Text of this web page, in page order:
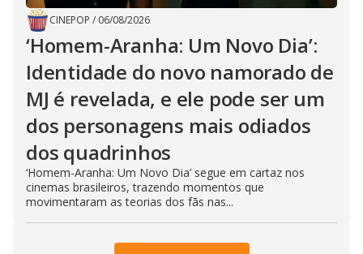
CINEPOP / 06/08/2026
‘Homem-Aranha: Um Novo Dia’:
Identidade do novo namorado de
MJ é revelada, e ele pode ser um
dos personagens mais odiados
dos quadrinhos
‘Homem-Aranha: Um Novo Dia’ segue em cartaz nos
cinemas brasileiros, trazendo momentos que
movimentaram as teorias dos fãs nas...